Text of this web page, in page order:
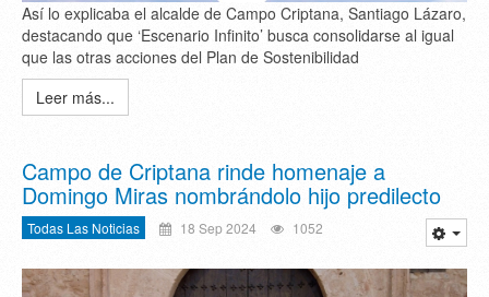
Así lo explicaba el alcalde de Campo Criptana, Santiago Lázaro,
destacando que ‘Escenario Infinito’ busca consolidarse al igual
que las otras acciones del Plan de Sostenibilidad
Leer más...
Campo de Criptana rinde homenaje a
Domingo Miras nombrándolo hijo predilecto
Todas Las Noticias 18 Sep 2024 1052